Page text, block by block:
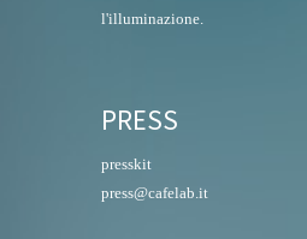
l'illuminazione.
PRESS
presskit
press@cafelab.it